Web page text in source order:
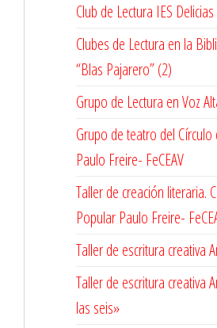
Club de Lectura IES
Clubes de Lectura en la
“Blas Pajarero” (2)
Grupo de Lectura en Voz
Grupo de teatro del
Paulo Freire- FeCEAV
Taller de creación literaria.
Popular Paulo Freire-
Taller de escritura creativa
Taller de escritura creativa
las seis»